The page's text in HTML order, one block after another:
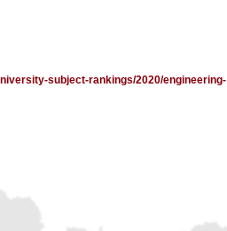
subject-rankings/2020/engineering-